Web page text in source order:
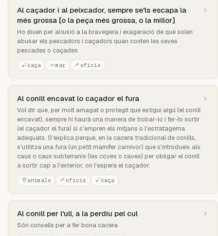
Al caçador i al peixcador, sempre se'ls escapa la
més grossa [o la peça més grossa, o la millor]
Ho diuen per al·lusió a la bravegera i exageració de què solen
abusar els pescadors i caçadors quan conten les seves
pescades o caçades
caça mar oficis
Al conill encavat lo caçador el fura
Vol dir que, per molt amagat o protegit que estigui algú (el conill
encavat), sempre hi haurà una manera de trobar-lo i fer-lo sortir
(el caçador el fura) si s'empren els mitjans o l'estratagema
adequats. S'explica perquè, en la cacera tradicional de conills,
s'utilitza una fura (un petit mamífer carnívor) que s'introdueix als
caus o caus subterranis (les coves o caves) per obligar el conill
a sortir cap a l'exterior, on l'espera el caçador.
animals oficis caça
Al conill per l'ull, a la perdiu pel cul
Són consells per a fer bona cacera